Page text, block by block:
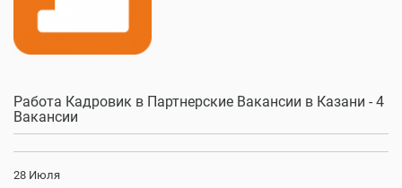
Работа Кадровик в Партнерские Вакансии в Казани - 4
Вакансии
28 Июля